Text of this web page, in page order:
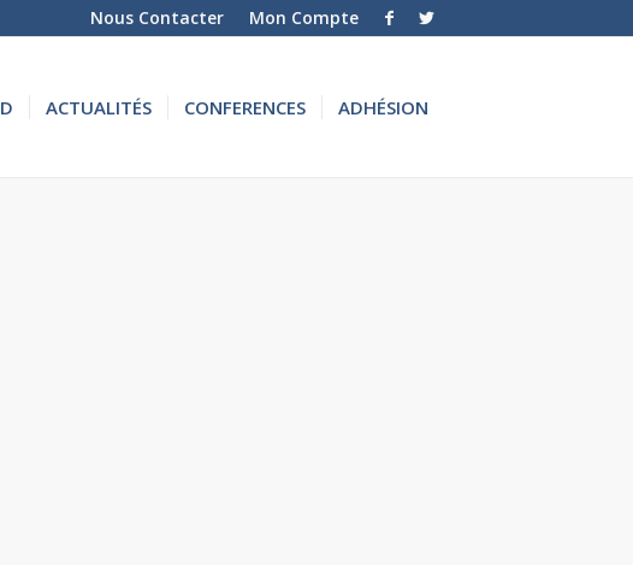
Nous Contacter Mon Compte
ACTUALITÉS CONFERENCES ADHÉSION